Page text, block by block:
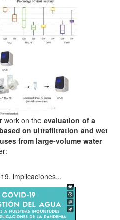
work on the evaluation of a
on ultrafiltration and wet
from large-volume water
implicaciones...